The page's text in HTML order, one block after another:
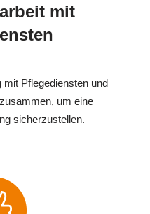
mit
mit Pflegediensten und
um eine
sicherzustellen.